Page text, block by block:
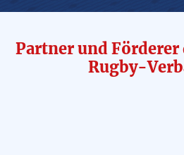
Partner und Förderer
Rugby-